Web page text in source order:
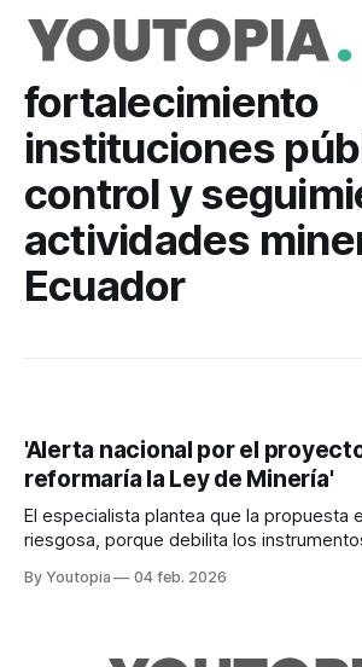
fortalecimiento
instituciones
control y
actividades
Ecuador
'Alerta nacional por el
reformaría la Ley de Minería'
El especialista plantea que la propuesta
riesgosa, porque debilita los
By Youtopia 04 feb. 2026